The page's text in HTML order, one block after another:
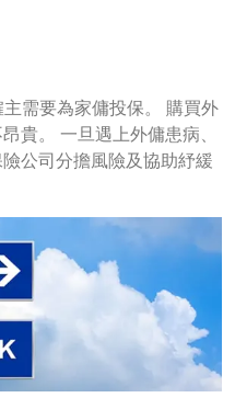
需要為家傭投保。 購買外
貴。 一旦遇上外傭患病、
公司分擔風險及協助紓緩